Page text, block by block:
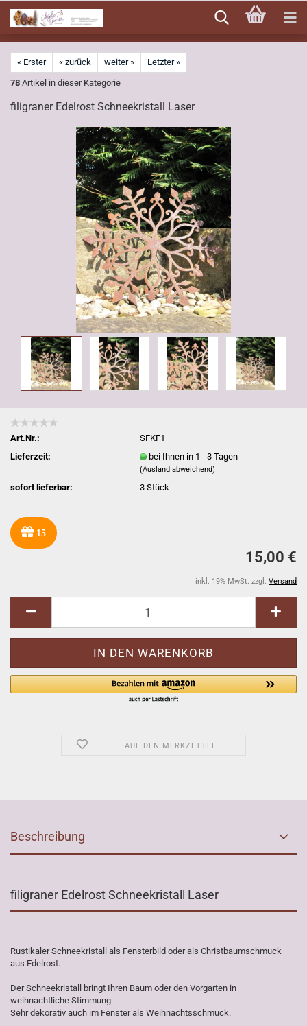
zum
Hauptinhalt
« Erster « zurück weiter »
Letzter »
78 Artikel in dieser Kategorie
filigraner Edelrost Schneekristall Laser
Art.Nr.:
SFKF1
Lieferzeit:
bei Ihnen in 1 - 3 Tagen
(Ausland abweichend)
sofort lieferbar: 3Stück
15
15,00 €
inkl. 19% MwSt. zzgl. Versand
AUF DEN MERKZETTEL
Beschreibung
filigraner Edelrost Schneekristall Laser
Rustikaler Schneekristall als Fensterbild oder als Christbaumschmuck
aus Edelrost.
Der Schneekristall bringt Ihren Baum oder den Vorgarten in
weihnachtliche Stimmung.
Sehr dekorativ auch im Fenster als Weihnachtsschmuck.